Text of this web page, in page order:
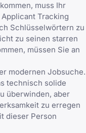
muss Ihr
Tracking
Schlüsselwörtern zu
zu seinen starren
müssen Sie an
modernen Jobsuche.
technisch solide
überwinden, aber
zu erregen
dieser Person